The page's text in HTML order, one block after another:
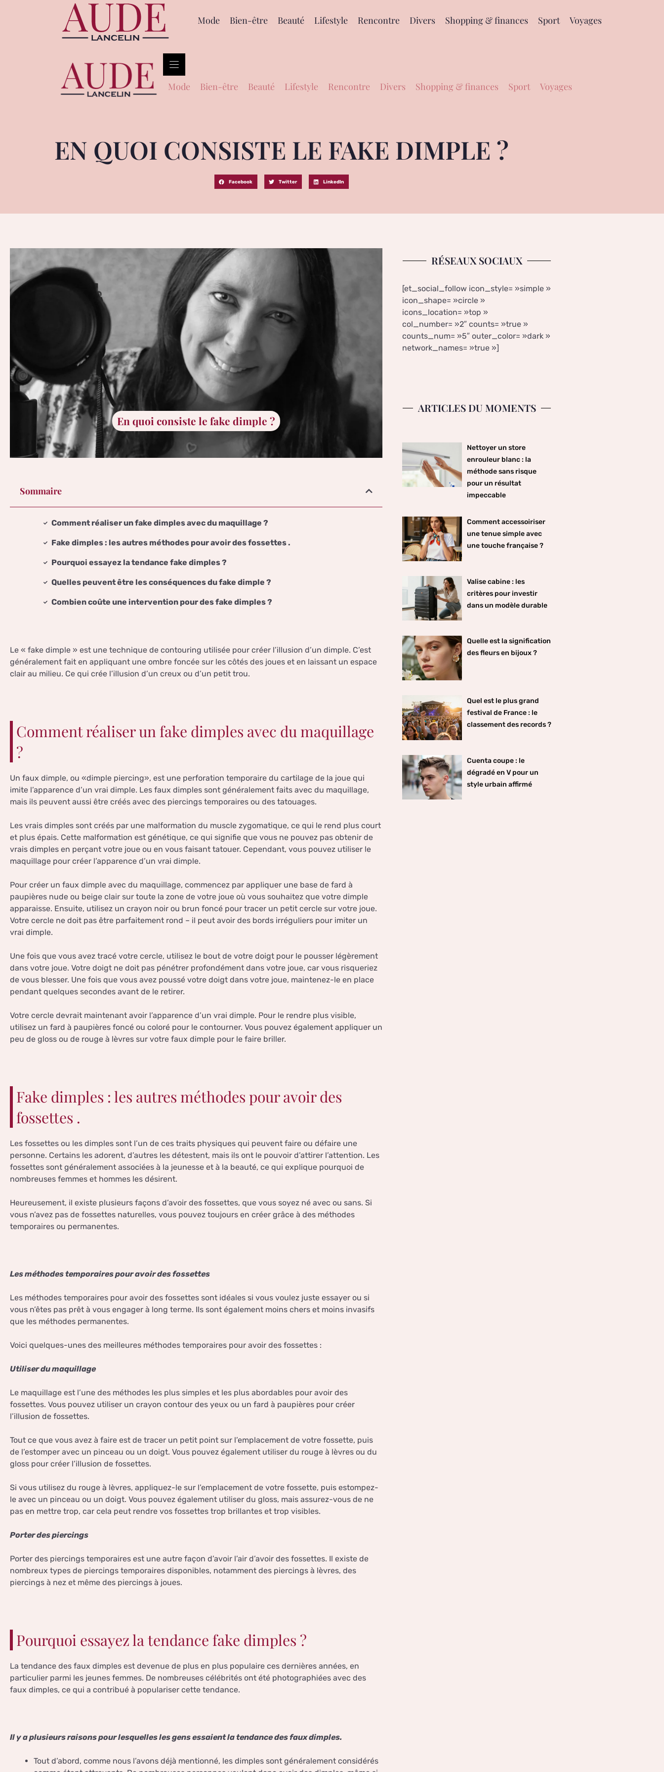
Mode Bien-être Beauté Lifestyle Rencontre Divers Shopping & finances Sport Voyages
Mode Bien-être Beauté Lifestyle Rencontre Divers Shopping & finances Sport Voyages
EN QUOI CONSISTE LE FAKE DIMPLE ?
Facebook Twitter LinkedIn
En quoi consiste le fake dimple ?
Sommaire
Comment réaliser un fake dimples avec du maquillage ?
Fake dimples : les autres méthodes pour avoir des fossettes .
Pourquoi essayez la tendance fake dimples ?
Quelles peuvent être les conséquences du fake dimple ?
Combien coûte une intervention pour des fake dimples ?
Le « fake dimple » est une technique de contouring utilisée pour créer l’illusion d’un dimple. C’est
généralement fait en appliquant une ombre foncée sur les côtés des joues et en laissant un espace
clair au milieu. Ce qui crée l’illusion d’un creux ou d’un petit trou.
Comment réaliser un fake dimples avec du maquillage
?
Un faux dimple, ou «dimple piercing», est une perforation temporaire du cartilage de la joue qui
imite l’apparence d’un vrai dimple. Les faux dimples sont généralement faits avec du maquillage,
mais ils peuvent aussi être créés avec des piercings temporaires ou des tatouages.
Les vrais dimples sont créés par une malformation du muscle zygomatique, ce qui le rend plus court
et plus épais. Cette malformation est génétique, ce qui signifie que vous ne pouvez pas obtenir de
vrais dimples en perçant votre joue ou en vous faisant tatouer. Cependant, vous pouvez utiliser le
maquillage pour créer l’apparence d’un vrai dimple.
Pour créer un faux dimple avec du maquillage, commencez par appliquer une base de fard à
paupières nude ou beige clair sur toute la zone de votre joue où vous souhaitez que votre dimple
apparaisse. Ensuite, utilisez un crayon noir ou brun foncé pour tracer un petit cercle sur votre joue.
Votre cercle ne doit pas être parfaitement rond – il peut avoir des bords irréguliers pour imiter un
vrai dimple.
Une fois que vous avez tracé votre cercle, utilisez le bout de votre doigt pour le pousser légèrement
dans votre joue. Votre doigt ne doit pas pénétrer profondément dans votre joue, car vous risqueriez
de vous blesser. Une fois que vous avez poussé votre doigt dans votre joue, maintenez-le en place
pendant quelques secondes avant de le retirer.
Votre cercle devrait maintenant avoir l’apparence d’un vrai dimple. Pour le rendre plus visible,
utilisez un fard à paupières foncé ou coloré pour le contourner. Vous pouvez également appliquer un
peu de gloss ou de rouge à lèvres sur votre faux dimple pour le faire briller.
Fake dimples : les autres méthodes pour avoir des
fossettes .
Les fossettes ou les dimples sont l’un de ces traits physiques qui peuvent faire ou défaire une
personne. Certains les adorent, d’autres les détestent, mais ils ont le pouvoir d’attirer l’attention. Les
fossettes sont généralement associées à la jeunesse et à la beauté, ce qui explique pourquoi de
nombreuses femmes et hommes les désirent.
Heureusement, il existe plusieurs façons d’avoir des fossettes, que vous soyez né avec ou sans. Si
vous n’avez pas de fossettes naturelles, vous pouvez toujours en créer grâce à des méthodes
temporaires ou permanentes.
Les méthodes temporaires pour avoir des fossettes
Les méthodes temporaires pour avoir des fossettes sont idéales si vous voulez juste essayer ou si
vous n’êtes pas prêt à vous engager à long terme. Ils sont également moins chers et moins invasifs
que les méthodes permanentes.
Voici quelques-unes des meilleures méthodes temporaires pour avoir des fossettes :
Utiliser du maquillage
Le maquillage est l’une des méthodes les plus simples et les plus abordables pour avoir des
fossettes. Vous pouvez utiliser un crayon contour des yeux ou un fard à paupières pour créer
l’illusion de fossettes.
Tout ce que vous avez à faire est de tracer un petit point sur l’emplacement de votre fossette, puis
de l’estomper avec un pinceau ou un doigt. Vous pouvez également utiliser du rouge à lèvres ou du
gloss pour créer l’illusion de fossettes.
Si vous utilisez du rouge à lèvres, appliquez-le sur l’emplacement de votre fossette, puis estompez-
le avec un pinceau ou un doigt. Vous pouvez également utiliser du gloss, mais assurez-vous de ne
pas en mettre trop, car cela peut rendre vos fossettes trop brillantes et trop visibles.
Porter des piercings
Porter des piercings temporaires est une autre façon d’avoir l’air d’avoir des fossettes. Il existe de
nombreux types de piercings temporaires disponibles, notamment des piercings à lèvres, des
piercings à nez et même des piercings à joues.
Pourquoi essayez la tendance fake dimples ?
La tendance des faux dimples est devenue de plus en plus populaire ces dernières années, en
particulier parmi les jeunes femmes. De nombreuses célébrités ont été photographiées avec des
faux dimples, ce qui a contribué à populariser cette tendance.
Il y a plusieurs raisons pour lesquelles les gens essaient la tendance des faux dimples.
Tout d’abord, comme nous l’avons déjà mentionné, les dimples sont généralement considérés
RÉSEAUX SOCIAUX
[et_social_follow icon_style= »simple »
icon_shape= »circle »
icons_location= »top »
col_number= »2″ counts= »true »
counts_num= »5″ outer_color= »dark »
network_names= »true »]
ARTICLES DU MOMENTS
Nettoyer un store
enrouleur blanc : la
méthode sans risque
pour un résultat
impeccable
Comment accessoiriser
une tenue simple avec
une touche française ?
Valise cabine : les
critères pour investir
dans un modèle durable
Quelle est la signification
des fleurs en bijoux ?
Quel est le plus grand
festival de France : le
classement des records ?
Cuenta coupe : le
dégradé en V pour un
style urbain affirmé